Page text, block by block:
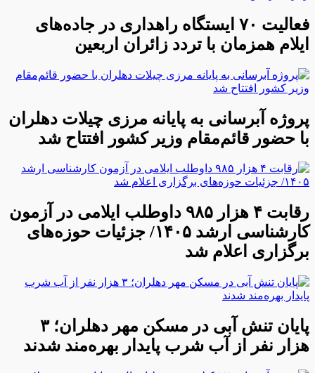
فعالیت ۷۰ ایستگاه راهداری در جاده‌های
ایلام همزمان با تردد زائران اربعین
پروژه آبرسانی به پایانه مرزی چیلات دهلران
با حضور قائم‌مقام وزیر کشور افتتاح شد
رقابت ۴ هزار ۹۸۵ داوطلب ایلامی در آزمون
کارشناسی ارشد ۱۴۰۵/ جزئیات حوزه‌های
برگزاری اعلام شد
پایان تنش آبی در مسکن مهر دهلران؛ ۳
هزار نفر از آب شرب پایدار بهره‌مند شدند